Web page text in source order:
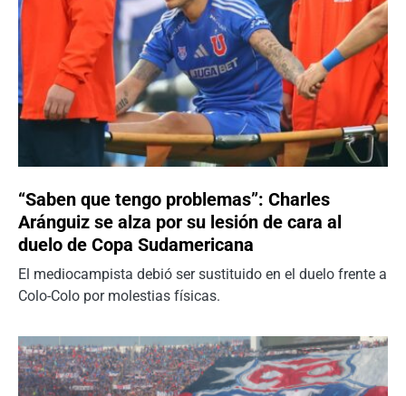
“Saben que tengo problemas”: Charles
Aránguiz se alza por su lesión de cara al
duelo de Copa Sudamericana
El mediocampista debió ser sustituido en el duelo frente a
Colo-Colo por molestias físicas.